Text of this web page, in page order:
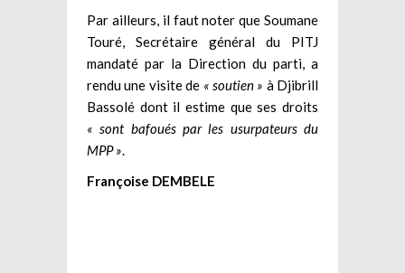
Par ailleurs, il faut noter que Soumane
Touré, Secrétaire général du PITJ
mandaté par la Direction du parti, a
rendu une visite de « soutien » à Djibrill
Bassolé dont il estime que ses droits
« sont bafoués par les usurpateurs du
MPP »
Françoise DEMBELE